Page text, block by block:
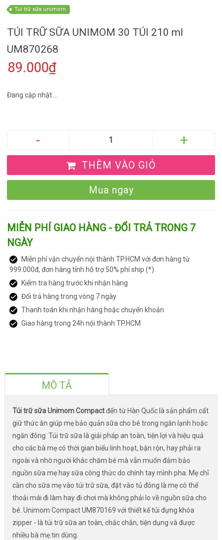
Túi trữ sữa unimom
TÚI TRỮ SỮA UNIMOM 30 TÚI 210 ml
UM870268
89.000₫
Đang cập nhật...
THÊM VÀO GIỎ
Mua ngay
MIỄN PHÍ GIAO HÀNG - ĐỔI TRẢ TRONG 7
NGÀY
Miễn phí vận chuyển nội thành TP.HCM với đơn hàng từ
999.000đ, đơn hàng tỉnh hỗ trợ 50% phí ship (*)
Kiểm tra hàng trước khi nhận hàng
Đổi trả hàng trong vòng 7 ngày
Thanh toán khi nhận hàng hoặc chuyển khoản
Giao hàng trong 24h nội thành TP.HCM
MÔ TẢ
Túi trữ sữa Unimom Compactđến từ Hàn Quốc là sản phẩm cất
giữ thức ăn giúp mẹ bảo quản sữa cho bé trong ngăn lạnh hoặc
ngăn đông. Túi trữ sữa là giải pháp an toàn, tiện lợi và hiệu quả
cho các bà mẹ có thời gian biểu linh hoạt, bận rộn, hay phải ra
ngoài và nhờ người khác chăm bé mà vẫn muốn đảm bảo
nguồn sữa mẹ hay sữa công thức do chính tay mình pha. Mẹ chỉ
cần cho sữa mẹ vào túi trữ sữa, đặt vào tủ đông là mẹ có thể
thoải mái đi làm hay đi chơi mà không phải lo về nguồn sữa cho
bé. Unimom Compact UM870169 với thiết kế túi đựng khóa
zipper - là túi trữ sữa an toàn, chắc chắn, tiện dụng và được
nhiều bà mẹ tin dùng.